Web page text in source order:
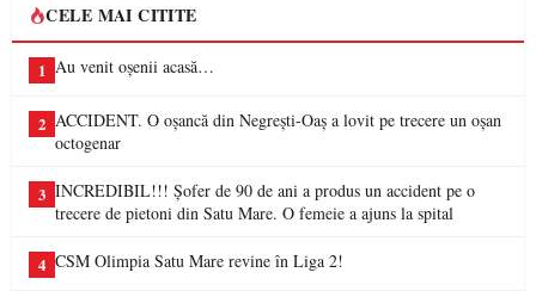
CELE MAI CITITE
1 Au venit oșenii acasă…
2 ACCIDENT. O oșancă din Negrești-Oaș a lovit pe trecere un oșan
octogenar
3 INCREDIBIL!!! Șofer de 90 de ani a produs un accident pe o
trecere de pietoni din Satu Mare. O femeie a ajuns la spital
4 CSM Olimpia Satu Mare revine în Liga 2!